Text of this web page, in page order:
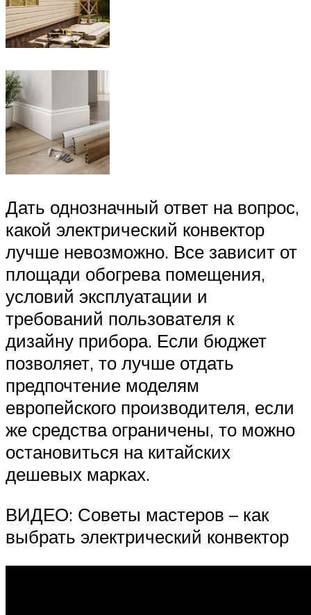
Дать однозначный ответ на вопрос,
какой электрический конвектор
лучше невозможно. Все зависит от
площади обогрева помещения,
условий эксплуатации и
требований пользователя к
дизайну прибора. Если бюджет
позволяет, то лучше отдать
предпочтение моделям
европейского производителя, если
же средства ограничены, то можно
остановиться на китайских
дешевых марках.
ВИДЕО: Советы мастеров – как
выбрать электрический конвектор